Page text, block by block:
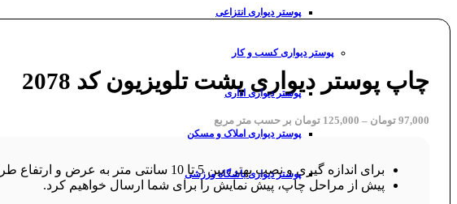
پوستر دیواری انتزاعی
پوستر دیواری کسب و کار
پوستر دیواری اداری
پوستر دیواری املاک و مسکن
پوستر دیواری باشگاه ورزشی
چاپ پوستر دیواری پشت تلویزیون کد 2078
97,000 تومان –
125,000 تومان بر حسب متر مربع
برای اندازه گیری و نصب بهتر، بین 5 تا 10 سانتی متر به عرض و ارتفاع طرح خود اضافه کنید.
پیش از مراحل چاپ، پیش نمایش را برای شما ارسال خواهیم کرد.